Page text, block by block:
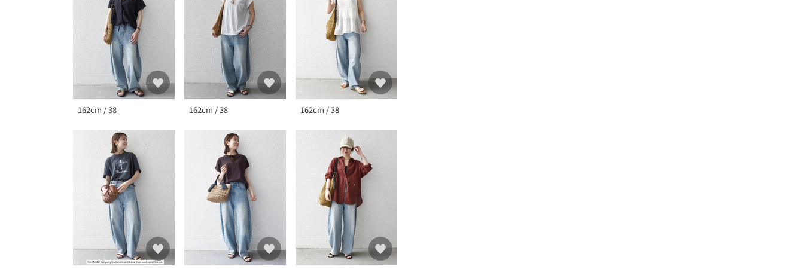
162cm / 38 162cm / 38 162cm / 38